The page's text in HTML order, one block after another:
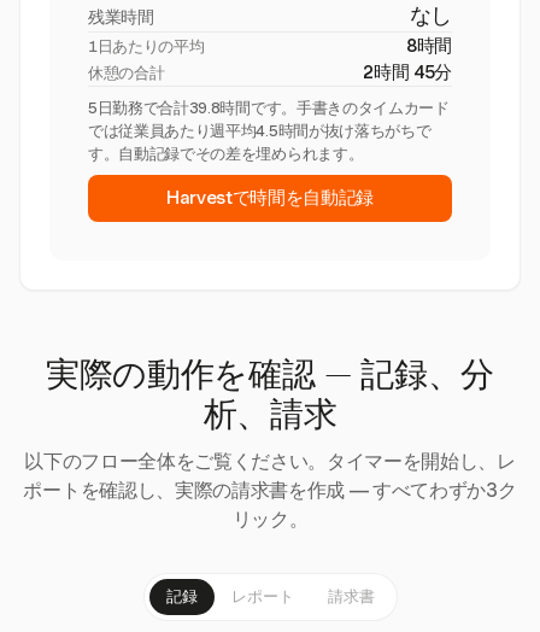
残業時間 なし
1日あたりの平均 8時間
休憩の合計 2時間 45分
5日勤務で合計39.8時間です。手書きのタイムカード
では従業員あたり週平均4.5時間が抜け落ちがちで
す。自動記録でその差を埋められます。
Harvestで時間を自動記録
実際の動作を確認 — 記録、分
析、請求
以下のフロー全体をご覧ください。タイマーを開始し、レ
ポートを確認し、実際の請求書を作成 — すべてわずか3ク
リック。
記録 レポート 請求書